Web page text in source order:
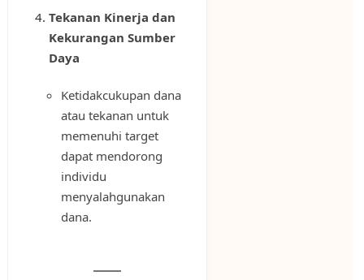
Tekanan Kinerja dan
Kekurangan Sumber
Daya
Ketidakcukupan dana
atau tekanan untuk
memenuhi target
dapat mendorong
individu
menyalahgunakan
dana.